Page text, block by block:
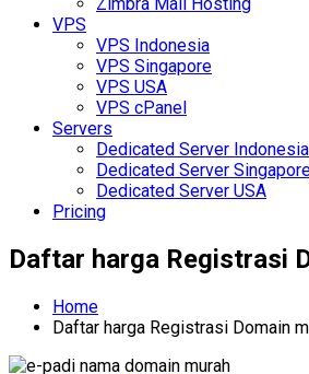
VPS
VPS Indonesia
VPS Singapore
VPS USA
VPS cPanel
Servers
Dedicated Server Indonesia
Dedicated Server
Dedicated Server USA
Pricing
Daftar harga Registrasi
Home
Daftar harga Registrasi Domain